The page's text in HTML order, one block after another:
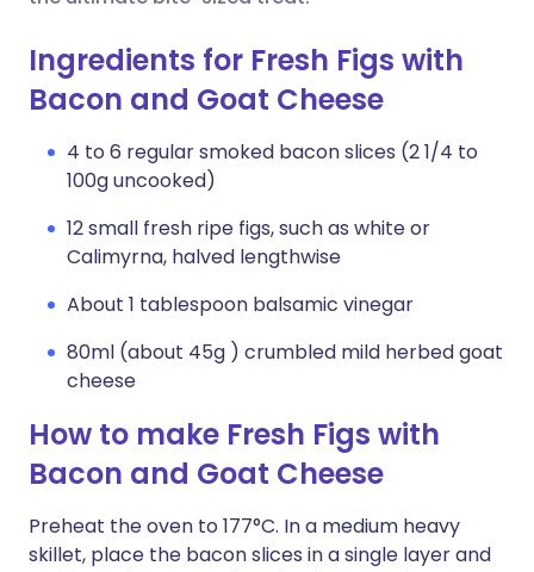
Ingredients for Fresh Figs with
Bacon and Goat Cheese
4 to 6 regular smoked bacon slices (2 1/4 to
100g uncooked)
12 small fresh ripe figs, such as white or
Calimyrna, halved lengthwise
About 1 tablespoon balsamic vinegar
80ml (about 45g ) crumbled mild herbed goat
cheese
How to make Fresh Figs with
Bacon and Goat Cheese
Preheat the oven to 177°C. In a medium heavy
skillet, place the bacon slices in a single layer and